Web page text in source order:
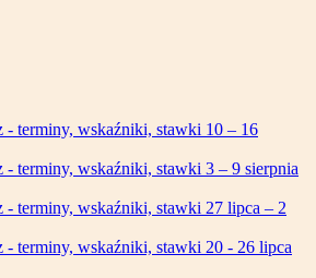
- terminy, wskaźniki, stawki 10 – 16
terminy, wskaźniki, stawki 3 – 9 sierpnia
- terminy, wskaźniki, stawki 27 lipca – 2
- terminy, wskaźniki, stawki 20 - 26 lipca